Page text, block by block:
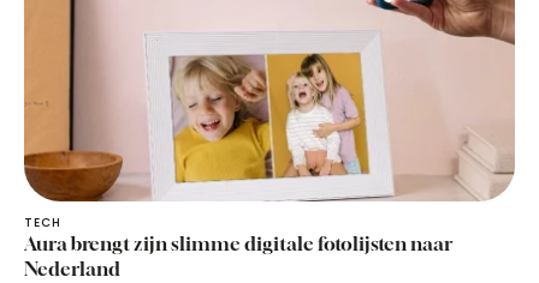
TECH
Aura brengt zijn slimme digitale fotolijsten naar
Nederland